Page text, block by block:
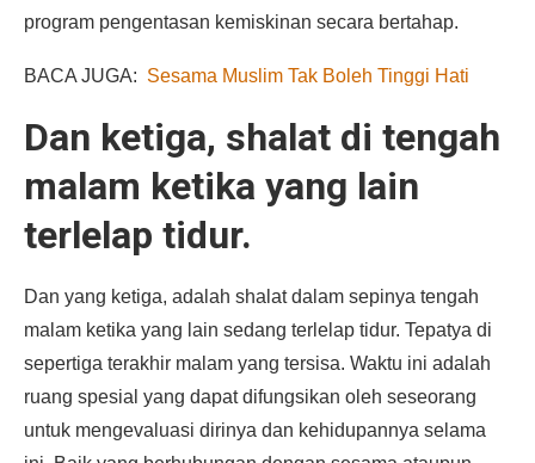
program pengentasan kemiskinan secara bertahap.
BACA JUGA: Sesama Muslim Tak Boleh Tinggi Hati
Dan ketiga, shalat di tengah
malam ketika yang lain
terlelap tidur.
Dan yang ketiga, adalah shalat dalam sepinya tengah
malam ketika yang lain sedang terlelap tidur. Tepatya di
sepertiga terakhir malam yang tersisa. Waktu ini adalah
ruang spesial yang dapat difungsikan oleh seseorang
untuk mengevaluasi dirinya dan kehidupannya selama